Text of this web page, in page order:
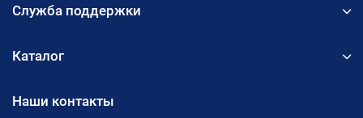
Служба поддержки
Каталог
Наши контакты